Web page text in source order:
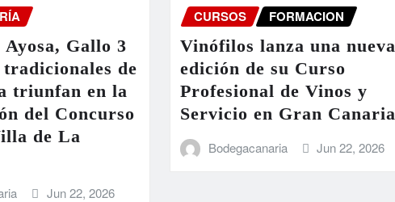
Gallo 3
de
triunfan en la
del Concurso
de La
Jun 22, 2026
CURSOS FORMACION
Vinófilos lanza una nueva
edición de su Curso
Profesional de Vinos y
Servicio en Gran Canaria
Bodegacanaria Jun 22, 2026